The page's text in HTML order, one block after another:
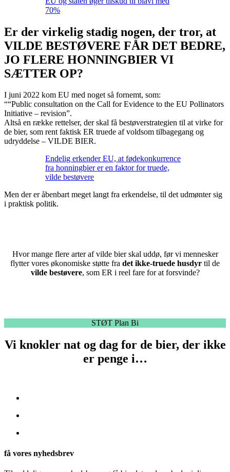
70%
Er der virkelig stadig nogen, der tror, at
VILDE BESTØVERE FÅR DET BEDRE,
JO FLERE HONNINGBIER VI
SÆTTER OP?
I juni 2022 kom EU med noget så fornemt, som:
““Public consultation on the Call for Evidence to the EU Pollinators
Initiative – revision”.
Altså en række rettelser, der skal få bestøverstrategien til at virke for
de bier, som rent faktisk ER truede af voldsom tilbagegang og
udryddelse – VILDE BIER.
Endelig erkender EU, at fødekonkurrence
fra honningbier er en faktor for truede,
vilde bestøvere
Men der er åbenbart meget langt fra erkendelse, til det udmønter sig
i praktisk politik.
Hvor mange flere arter af vilde bier skal uddø, før vi mennesker
flytter vores økonomiske støtte fra det ikke-truede husdyr til de
vilde bestøvere, som ER i reel fare for at forsvinde?
STØT Plan Bi
Vi knokler nat og dag for de bier, der ikke
er penge i…
få vores nyhedsbrev